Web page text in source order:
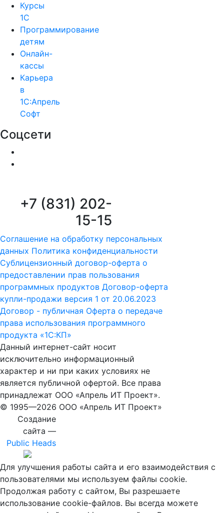
Курсы
1С
Программирование
детям
Онлайн-
кассы
Карьера
в
1С:Апрель
Софт
Соцсети
+7 (831) 202-
15-15
Соглашение на обработку персональных
данных Политика конфиденциальности
Сублицензионный договор-оферта о
предоставлении прав пользования
программных продуктов Договор-оферта
купли-продажи версия 1 от 20.06.2023
Договор - публичная Оферта о передаче
права использования программного
продукта «1С:КП»
Данный интернет-сайт носит
исключительно информационный
характер и ни при каких условиях не
является публичной офертой. Все права
принадлежат ООО «Апрель ИТ Проект».
© 1995—2026 ООО «Апрель ИТ Проект»
Создание
сайта —
Public Heads
Для улучшения работы сайта и его взаимодействия с
пользователями мы используем файлы cookie.
Продолжая работу с сайтом, Вы разрешаете
использование cookie-файлов. Вы всегда можете